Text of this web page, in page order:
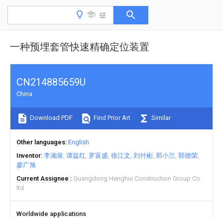
一种预埋套管快速精确定位装置
CN214885659U
China
Download PDF Find Prior Art Similar
Other languages English
Inventor 李湘泉 谭益红 罗富盛 徐江文 刘付彬 郑小兰 郭德荣
廖广旭
Current Assignee
Guangdong Henghui Construction Group Co
ltd
Worldwide applications